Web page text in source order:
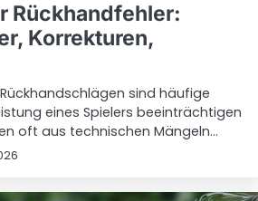
Rückhandfehler:
Korrekturen,
sind häufige
eines Spielers beeinträchtigen
oft aus technischen Mängeln…